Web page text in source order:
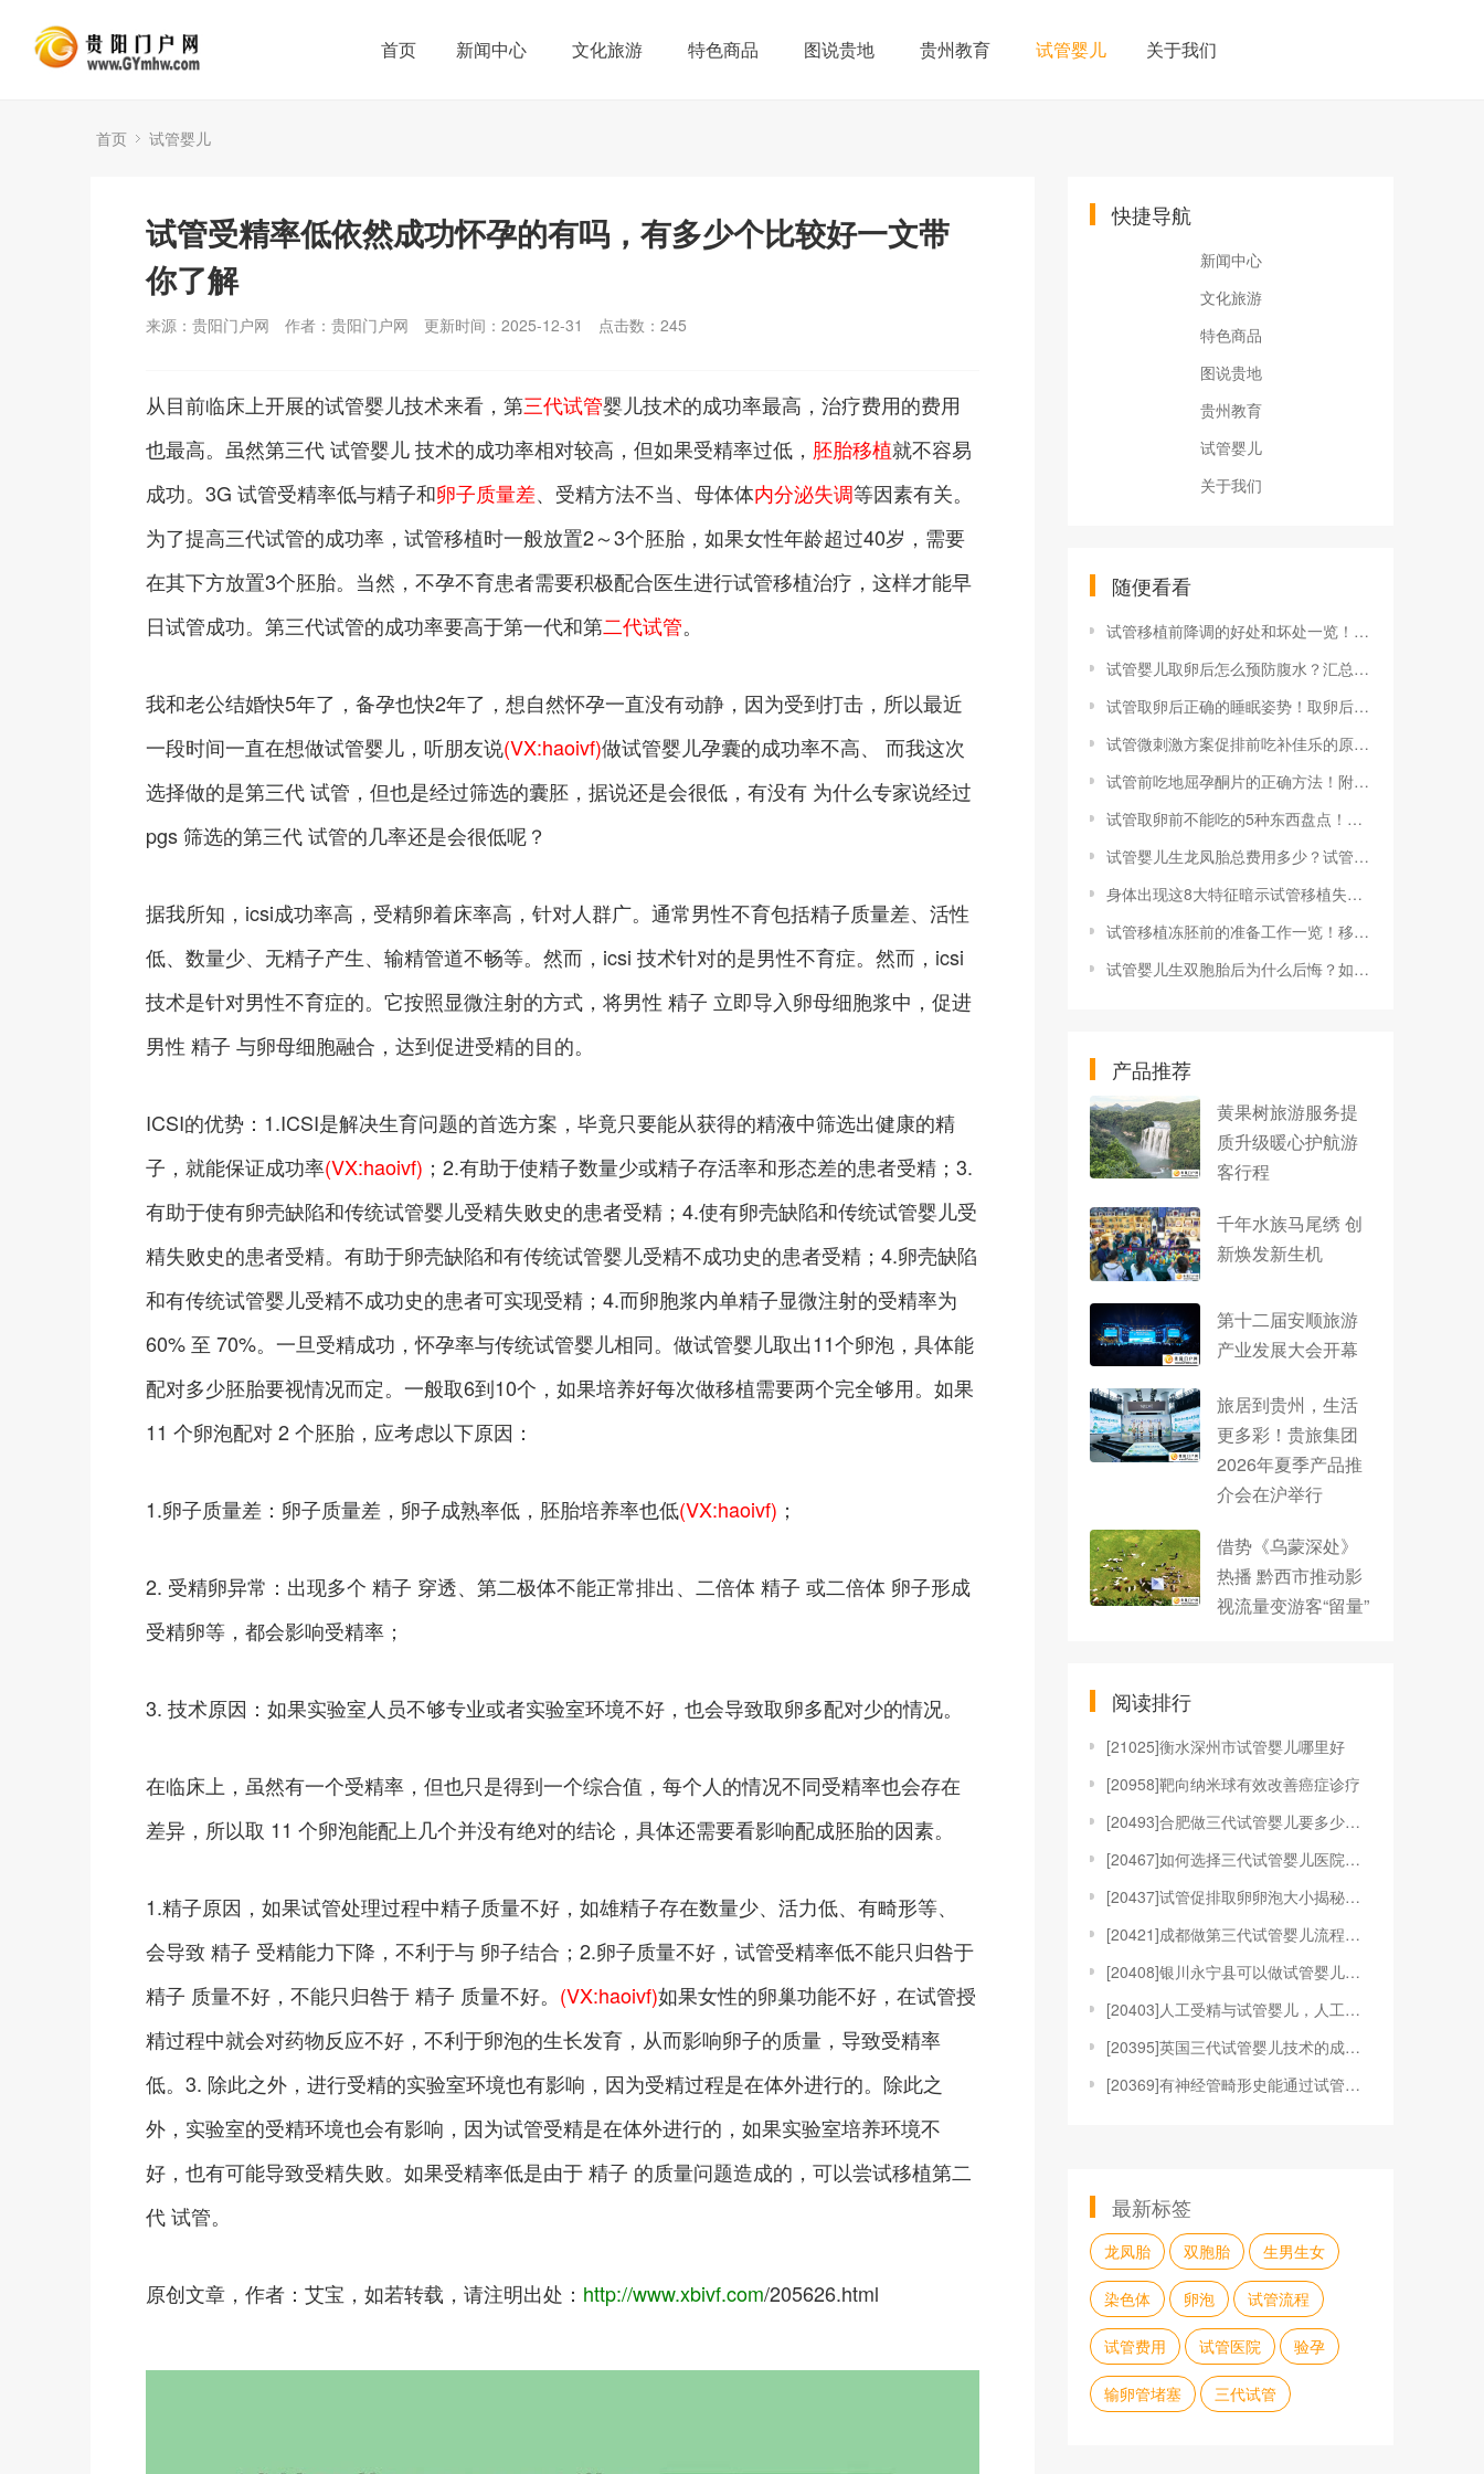
首页 新闻中心 文化旅游 特色商品 图说贵地 贵州教育 试管婴儿 关于我们
首页 试管婴儿
试管受精率低依然成功怀孕的有吗，有多少个比较好一文带
你了解
来源：贵阳门户网 作者：贵阳门户网 更新时间：2025-12-31 点击数： 245
从目前临床上开展的试管婴儿技术来看，第三代试管婴儿技术的成功率最高，治疗费用的费用
也最高。虽然第三代 试管婴儿 技术的成功率相对较高，但如果受精率过低， 胚胎移植就不容易
成功。3G 试管受精率低与精子和卵子质量差、受精方法不当、母体体内分泌失调等因素有关。
为了提高三代试管的成功率，试管移植时一般放置2～3个胚胎，如果女性年龄超过40岁，需要
在其下方放置3个胚胎。当然，不孕不育患者需要积极配合医生进行试管移植治疗，这样才能早
日试管成功。第三代试管的成功率要高于第一代和第二代试管。
我和老公结婚快5年了，备孕也快2年了，想自然怀孕一直没有动静，因为受到打击，所以最近
一段时间一直在想做试管婴儿，听朋友说(VX:haoivf)做试管婴儿孕囊的成功率不高、 而我这次
选择做的是第三代 试管，但也是经过筛选的囊胚，据说还是会很低，有没有 为什么专家说经过
pgs 筛选的第三代 试管的几率还是会很低呢？
据我所知，icsi成功率高，受精卵着床率高，针对人群广。通常男性不育包括精子质量差、活性
低、数量少、无精子产生、输精管道不畅等。然而，icsi 技术针对的是男性不育症。然而，icsi
技术是针对男性不育症的。它按照显微注射的方式，将男性 精子 立即导入卵母细胞浆中，促进
男性 精子 与卵母细胞融合，达到促进受精的目的。
ICSI的优势：1.ICSI是解决生育问题的首选方案，毕竟只要能从获得的精液中筛选出健康的精
子，就能保证成功率(VX:haoivf) ；2.有助于使精子数量少或精子存活率和形态差的患者受精；3.
有助于使有卵壳缺陷和传统试管婴儿受精失败史的患者受精；4.使有卵壳缺陷和传统试管婴儿受
精失败史的患者受精。有助于卵壳缺陷和有传统试管婴儿受精不成功史的患者受精；4.卵壳缺陷
和有传统试管婴儿受精不成功史的患者可实现受精；4.而卵胞浆内单精子显微注射的受精率为
60% 至 70%。一旦受精成功，怀孕率与传统试管婴儿相同。做试管婴儿取出11个卵泡，具体能
配对多少胚胎要视情况而定。一般取6到10个，如果培养好每次做移植需要两个完全够用。如果
11 个卵泡配对 2 个胚胎，应考虑以下原因：
1.卵子质量差：卵子质量差，卵子成熟率低，胚胎培养率也低(VX:haoivf) ；
2. 受精卵异常：出现多个 精子 穿透、第二极体不能正常排出、二倍体 精子 或二倍体 卵子形成
受精卵等，都会影响受精率；
3. 技术原因：如果实验室人员不够专业或者实验室环境不好，也会导致取卵多配对少的情况。
在临床上，虽然有一个受精率，但也只是得到一个综合值，每个人的情况不同受精率也会存在
差异，所以取 11 个卵泡能配上几个并没有绝对的结论，具体还需要看影响配成胚胎的因素。
1.精子原因，如果试管处理过程中精子质量不好，如雄精子存在数量少、活力低、有畸形等、
会导致 精子 受精能力下降，不利于与 卵子结合；2.卵子质量不好，试管受精率低不能只归咎于
精子 质量不好，不能只归咎于 精子 质量不好。 (VX:haoivf)如果女性的卵巢功能不好，在试管授
精过程中就会对药物反应不好，不利于卵泡的生长发育，从而影响卵子的质量，导致受精率
低。3. 除此之外，进行受精的实验室环境也有影响，因为受精过程是在体外进行的。除此之
外，实验室的受精环境也会有影响，因为试管受精是在体外进行的，如果实验室培养环境不
好，也有可能导致受精失败。如果受精率低是由于 精子 的质量问题造成的，可以尝试移植第二
代 试管。
原创文章，作者：艾宝，如若转载，请注明出处： http://www.xbivf.com/205626.html
快捷导航
新闻中心
文化旅游
特色商品
图说贵地
贵州教育
试管婴儿
关于我们
随便看看
试管移植前降调的好处和坏处一览！4大试管降调的坏处不能忽视
试管婴儿取卵后怎么预防腹水？汇总取卵后腹水的注意事项
试管取卵后正确的睡眠姿势！取卵后睡觉有哪些注意事项
试管微刺激方案促排前吃补佳乐的原因！附微刺激方案促排用药指南
试管前吃地屈孕酮片的正确方法！附试管前吃地屈孕酮片的作用
试管取卵前不能吃的5种东西盘点！附几种应避免的生冷水果
试管婴儿生龙凤胎总费用多少？试管生一对龙凤胎价格清单
身体出现这8大特征暗示试管移植失败了！试管妈妈要引起重视哦
试管移植冻胚前的准备工作一览！移植前一个月需要调理身体吗
试管婴儿生双胞胎后为什么后悔？如何避免后悔做试管生双胞胎
产品推荐
黄果树旅游服务提
质升级暖心护航游
客行程
千年水族马尾绣 创
新焕发新生机
第十二届安顺旅游
产业发展大会开幕
旅居到贵州，生活
更多彩！贵旅集团
2026年夏季产品推
介会在沪举行
借势《乌蒙深处》
热播 黔西市推动影
视流量变游客“留量”
阅读排行
[21025]衡水深州市试管婴儿哪里好
[20958]靶向纳米球有效改善癌症诊疗
[20493]合肥做三代试管婴儿要多少钱，附收费明细参
[20467]如何选择三代试管婴儿医院？选择哪家医院的
[20437]试管促排取卵卵泡大小揭秘！附女性试管取卵
[20421]成都做第三代试管婴儿流程和费用
[20408]银川永宁县可以做试管婴儿吗？
[20403]人工受精与试管婴儿，人工受精与试管婴儿哪
[20395]英国三代试管婴儿技术的成功率高吗？
[20369]有神经管畸形史能通过试管婴儿怀孕并且顺利
最新标签
龙凤胎 双胞胎 生男生女
染色体 卵泡 试管流程
试管费用 试管医院 验孕
输卵管堵塞 三代试管